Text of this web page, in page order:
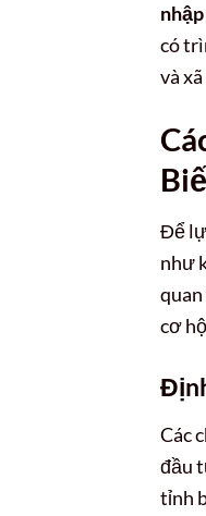
có
và
Để
như
cơ
Các
đầu
tỉnh